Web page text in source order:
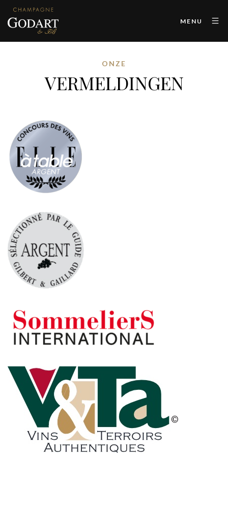
MENU
ONZE
VERMELDINGEN